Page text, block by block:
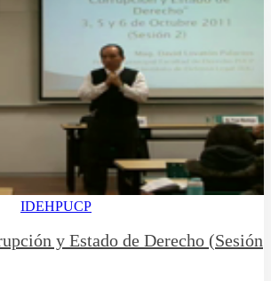
IDEHPUCP
y Estado de Derecho (Sesión